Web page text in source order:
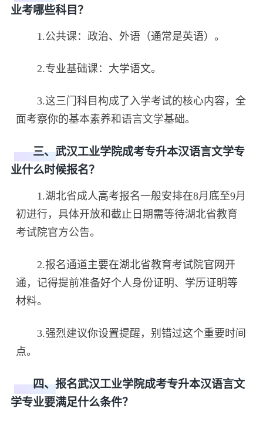
业考哪些科目？
1.公共课：政治、外语（通常是英语）。
2.专业基础课：大学语文。
3.这三门科目构成了入学考试的核心内容，全
面考察你的基本素养和语言文学基础。
三、武汉工业学院成考专升本汉语言文学专
业什么时候报名？
1.湖北省成人高考报名一般安排在8月底至9月
初进行，具体开放和截止日期需等待湖北省教育
考试院官方公告。
2.报名通道主要在湖北省教育考试院官网开
通，记得提前准备好个人身份证明、学历证明等
材料。
3.强烈建议你设置提醒，别错过这个重要时间
点。
四、报名武汉工业学院成考专升本汉语言文
学专业要满足什么条件？